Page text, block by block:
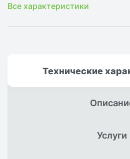
Все характеристики
Технические
Услуги